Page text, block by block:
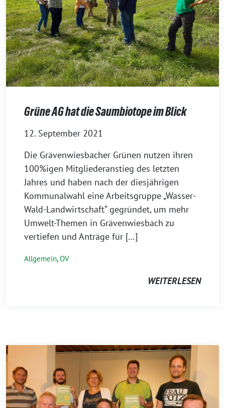
Grüne AG hat die Saumbiotope im Blick
12. September 2021
Die Grävenwiesbacher Grünen nutzen ihren
100%igen Mitgliederanstieg des letzten
Jahres und haben nach der diesjährigen
Kommunalwahl eine Arbeitsgruppe „Wasser-
Wald-Landwirtschaft“ gegründet, um mehr
Umwelt-Themen in Grävenwiesbach zu
vertiefen und Anträge für […]
Allgemein,OV
WEITERLESEN